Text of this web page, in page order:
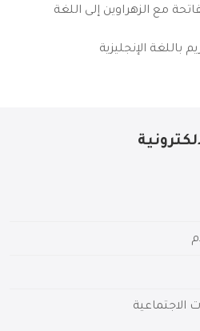
مع الزهراوين إلى اللغة
باللغة الإنجليزية
الاجتماعية